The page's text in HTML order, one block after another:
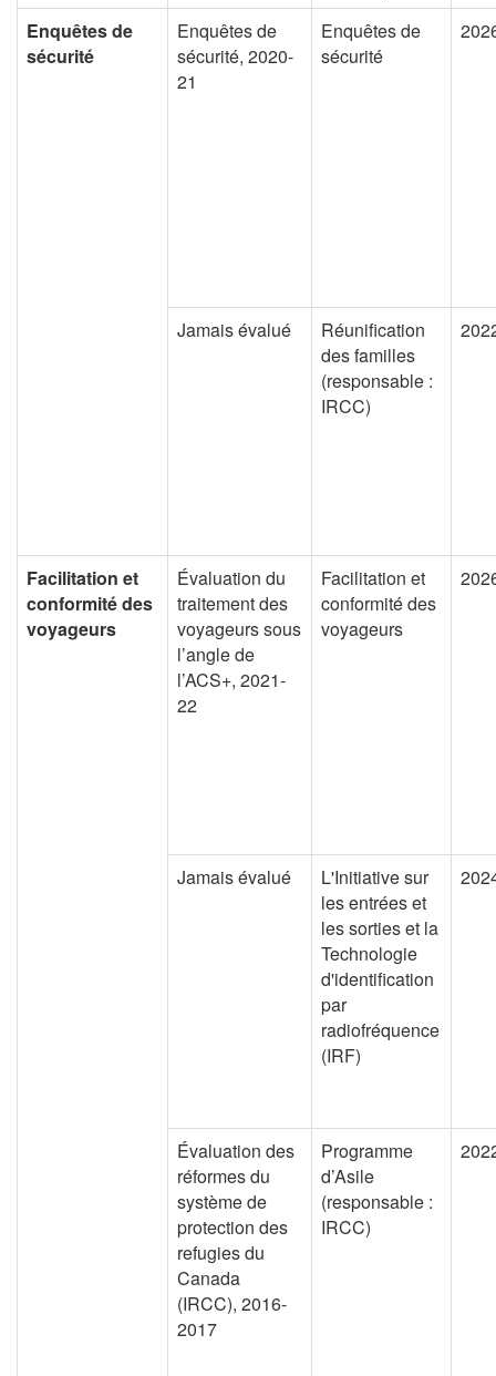
Enquêtes de
sécurité
Enquêtes de
sécurité, 2020-
21
Enquêtes de
sécurité
Jamais évalué
Réunification
des familles
(responsable :
IRCC)
Facilitation et
conformité des
voyageurs
Évaluation du
traitement des
voyageurs sous
l’angle de
l’ACS+, 2021-
22
Facilitation et
conformité des
voyageurs
Jamais évalué
L'Initiative sur
les entrées et
les sorties et la
Technologie
d'identification
par
radiofréquence
(IRF)
Évaluation des
réformes du
système de
protection des
refugies du
Canada
(IRCC), 2016-
2017
Programme
d’Asile
(responsable :
IRCC)